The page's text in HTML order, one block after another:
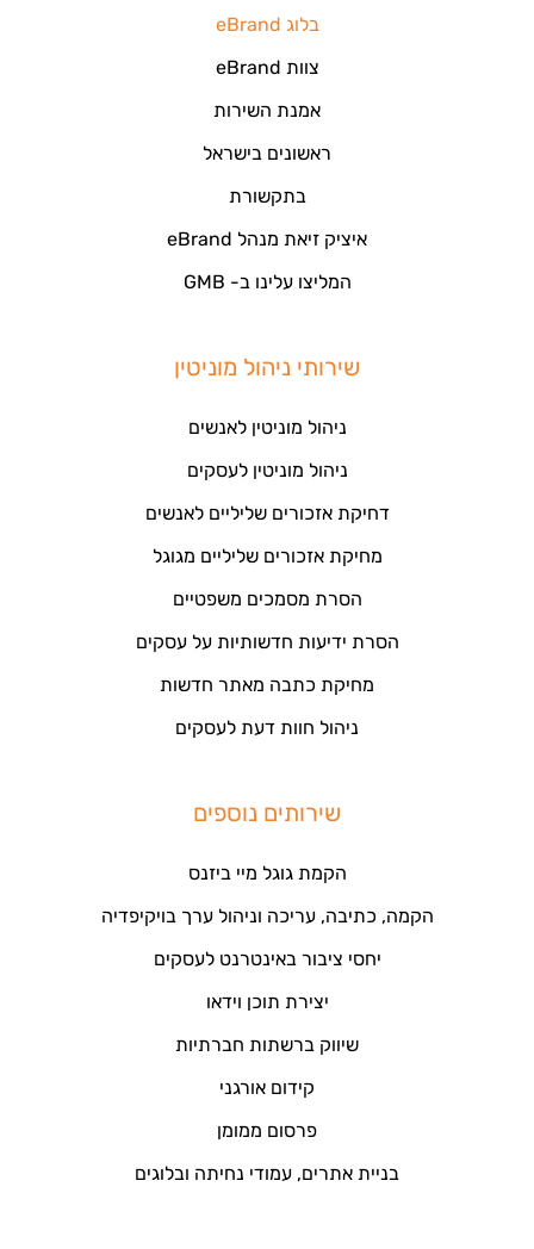
בלוג eBrand
צוות eBrand
אמנת השירות
ראשונים בישראל
בתקשורת
איציק זיאת מנהל eBrand
המליצו עלינו ב- GMB
שירותי ניהול מוניטין
ניהול מוניטין לאנשים
ניהול מוניטין לעסקים
דחיקת אזכורים שליליים לאנשים
מחיקת אזכורים שליליים מגוגל
הסרת מסמכים משפטיים
הסרת ידיעות חדשותיות על עסקים
מחיקת כתבה מאתר חדשות
ניהול חוות דעת לעסקים
שירותים נוספים
הקמת גוגל מיי ביזנס
הקמה, כתיבה, עריכה וניהול ערך בויקיפדיה
יחסי ציבור באינטרנט לעסקים
יצירת תוכן וידאו
שיווק ברשתות חברתיות
קידום אורגני
פרסום ממומן
בניית אתרים, עמודי נחיתה ובלוגים